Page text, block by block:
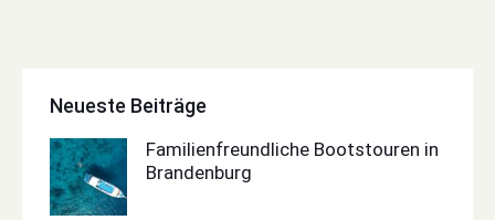
Neueste Beiträge
Familienfreundliche Bootstouren in
Brandenburg